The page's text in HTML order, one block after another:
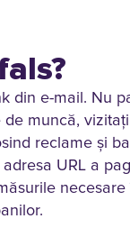
din e-mail. Nu
muncă,
reclame și
URL a